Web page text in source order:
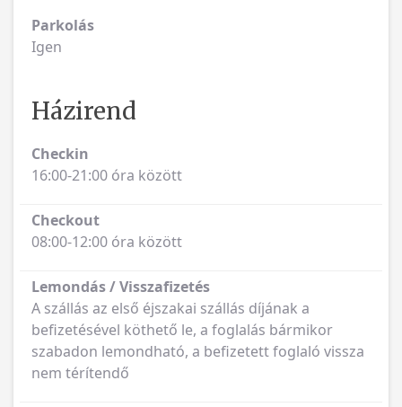
Parkolás
Igen
Házirend
Checkin
16:00-21:00 óra között
Checkout
08:00-12:00 óra között
Lemondás / Visszafizetés
A szállás az első éjszakai szállás díjának a
befizetésével köthető le, a foglalás bármikor
szabadon lemondható, a befizetett foglaló vissza
nem térítendő